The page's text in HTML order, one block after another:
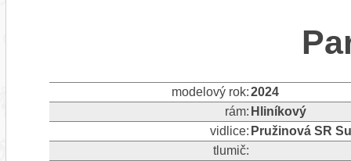
modelový rok:2024
rám: Hliníkový
vidlice: Pružinová SR
tlumič: